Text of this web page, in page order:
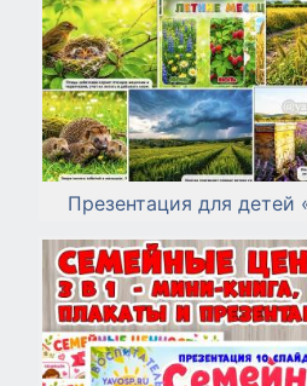
Презентация для